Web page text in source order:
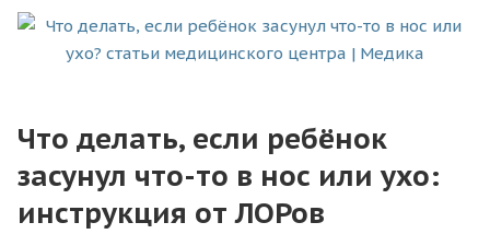
Что делать, если ребёнок
засунул что-то в нос или ухо:
инструкция от ЛОРов